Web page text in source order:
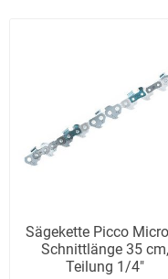
Sägekette Picco
Schnittlänge 35 cm,
Teilung 1/4"